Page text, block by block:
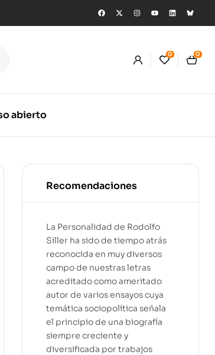
0 0
abierto
Recomendaciones
La Personalidad de Rodolfo
Siller ha sido de tiempo atrás
reconocida en muy diversos
campo de nuestras letras
acreditado como ameritado
autor de varios ensayos cuya
temática sociopolítica señala
el principio de una biografía
siempre creciente y
diversificada por trabajos